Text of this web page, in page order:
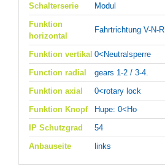
Schalterserie
Modul
Funktion
horizontal
Fahrtrichtung V-N-R
Funktion vertikal 0<Neutralsperre
Function radial
gears 1-2 / 3-4.
Funktion axial
0<rotary lock
Funktion Knopf
Hupe: 0<Ho
IP Schutzgrad
54
Anbauseite
links